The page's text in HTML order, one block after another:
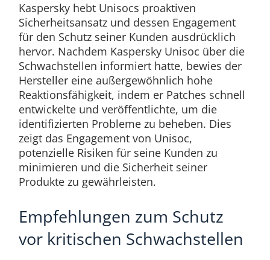
Kaspersky hebt Unisocs proaktiven
Sicherheitsansatz und dessen Engagement
für den Schutz seiner Kunden ausdrücklich
hervor. Nachdem Kaspersky Unisoc über die
Schwachstellen informiert hatte, bewies der
Hersteller eine außergewöhnlich hohe
Reaktionsfähigkeit, indem er Patches schnell
entwickelte und veröffentlichte, um die
identifizierten Probleme zu beheben. Dies
zeigt das Engagement von Unisoc,
potenzielle Risiken für seine Kunden zu
minimieren und die Sicherheit seiner
Produkte zu gewährleisten.
Empfehlungen zum Schutz
vor kritischen Schwachstellen